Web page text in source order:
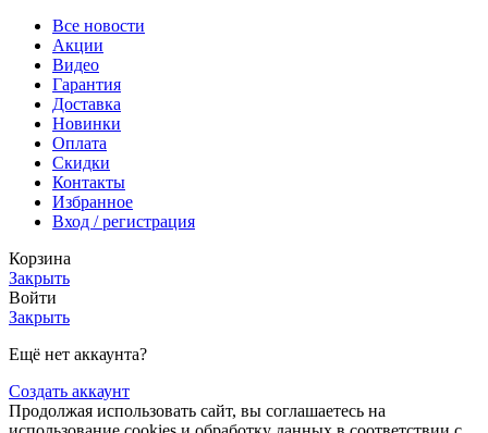
Все новости
Акции
Видео
Гарантия
Доставка
Новинки
Оплата
Скидки
Контакты
Избранное
Вход / регистрация
Корзина
Закрыть
Войти
Закрыть
Ещё нет аккаунта?
Создать аккаунт
Продолжая использовать сайт, вы соглашаетесь на